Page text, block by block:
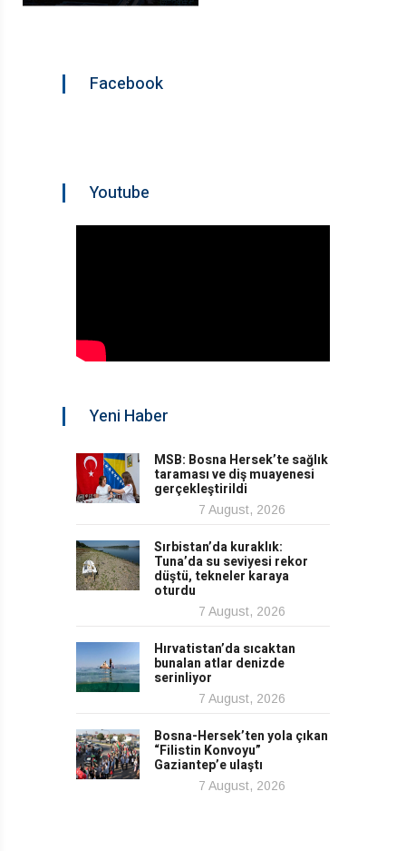
Facebook
Youtube
Yeni Haber
MSB: Bosna Hersek’te sağlık
taraması ve diş muayenesi
gerçekleştirildi
7 August, 2026
Sırbistan’da kuraklık:
Tuna’da su seviyesi rekor
düştü, tekneler karaya
oturdu
7 August, 2026
Hırvatistan’da sıcaktan
bunalan atlar denizde
serinliyor
7 August, 2026
Bosna-Hersek’ten yola çıkan
“Filistin Konvoyu”
Gaziantep’e ulaştı
7 August, 2026